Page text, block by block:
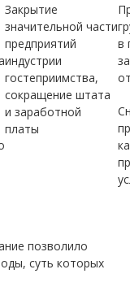
Закрытие
значительной части
предприятий
индустрии
гостеприимства,
сокращение штата
и заработной
платы
в
позволило
суть которых